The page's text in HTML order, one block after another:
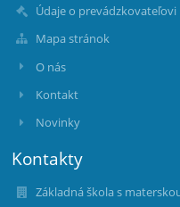
Údaje o prevádzkovateľovi
Mapa stránok
O nás
Kontakt
Novinky
Kontakty
Základná škola s